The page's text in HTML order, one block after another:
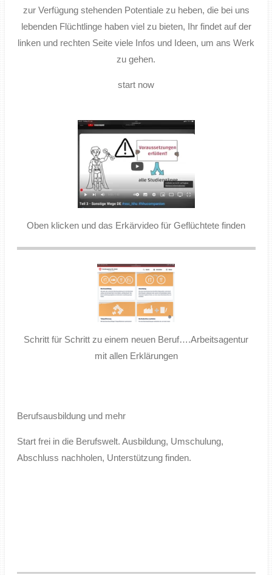
zur Verfügung stehenden Potentiale zu heben, die bei uns
lebenden Flüchtlinge haben viel zu bieten, Ihr findet auf der
linken und rechten Seite viele Infos und Ideen, um ans Werk
zu gehen.
start now
Oben klicken und das Erkärvideo für Geflüchtete finden
Schritt für Schritt zu einem neuen Beruf….Arbeitsagentur
mit allen Erklärungen
Berufsausbildung und mehr
Start frei in die Berufswelt. Ausbildung, Umschulung,
Abschluss nachholen, Unterstützung finden.